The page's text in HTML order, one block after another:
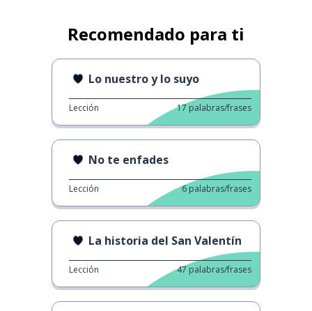
Recomendado para ti
Lo nuestro y lo suyo
Lección 17 palabras/frases
No te enfades
Lección 6 palabras/frases
La historia del San Valentín
Lección 47 palabras/frases